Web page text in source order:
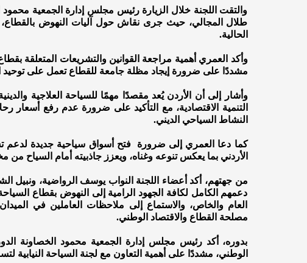
والتقت اللجنة خلال الزيارة رئيس مجلس إدارة الجمعية
طلال المجالي، حيث جرى نقاش حول آليات النهوض بالقطاع،
الحالية.
وأكد العمري أهمية مراجعة القوانين والتشريعات المتعلقة
مشددًا على ضرورة إيجاد مظلة جامعة للقطاع تعمل على توحيد
وأشار إلى أن الأردن يُعد مقصدًا مهمًا للسياحة العلاجية
التنمية الاقتصادية، مع التأكيد على ضرورة عدم رفع أسعار
النشاط السياحي الديني.
كما دعا العمري إلى ضرورة فتح أسواق سياحية جديدة لدعم
الأردني بما يعكس تنوعه وغناه، ويعزز جاذبيته أمام السياح من
من جهتهم، أكد أعضاء اللجنة النواب يوسف الرواضية، ونبيل
دعمهم الكامل لكافة الجهود الرامية إلى النهوض بقطاع
العام والخاص، والاستماع إلى ملاحظات العاملين في
مصلحة القطاع والاقتصاد الوطني.
بدوره، أكد رئيس مجلس إدارة الجمعية محمود الخصاونة
الوطني، مشددًا على أهمية التعاون مع لجنة السياحة النيابية